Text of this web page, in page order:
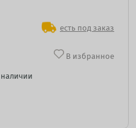
есть под заказ
В избранное
наличии